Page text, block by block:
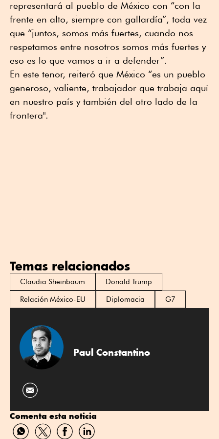
representará al pueblo de México con “con la
frente en alto, siempre con gallardía”, toda vez
que “juntos, somos más fuertes, cuando nos
respetamos entre nosotros somos más fuertes y
eso es lo que vamos a ir a defender”.
En este tenor, reiteró que México “es un pueblo
generoso, valiente, trabajador que trabaja aquí
en nuestro país y también del otro lado de la
frontera".
Temas relacionados
Claudia Sheinbaum
Donald Trump
Relación México-EU
Diplomacia G7
Paul Constantino
Comenta esta noticia
CompartirCompartirCompartirCompartir